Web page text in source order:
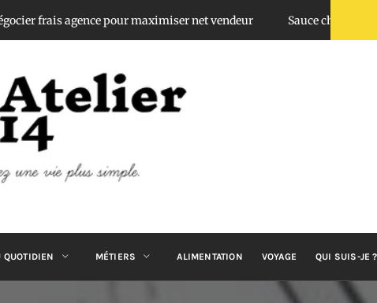
pour maximiser net vendeur Sauce chimichurri : top
14
QUOTIDIEN MÉTIERS ALIMENTATION VOYAGE QUI SUIS-JE ?